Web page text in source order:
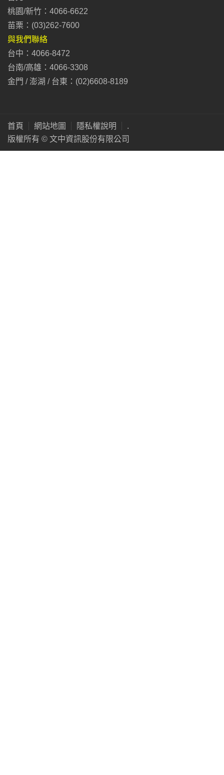
桃園/新竹：4066-6622
苗栗：(03)262-7600
與我們聯絡
台中：4066-8472
台南/高雄：4066-3308
金門 / 澎湖 / 台東：(02)6608-8189
首頁 網站地圖 隱私權說明
.
版權所有 © 文中資訊股份有限公司